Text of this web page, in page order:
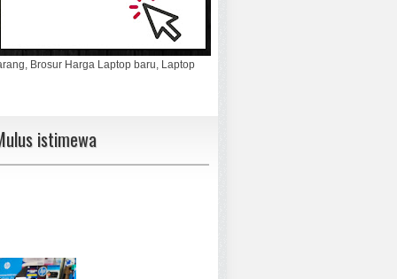
Brosur Harga Laptop baru, Laptop
istimewa